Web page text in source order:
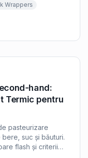
Wrappers
hand:
Termic pentru
pasteurizare
suc și băuturi.
flash și criterii